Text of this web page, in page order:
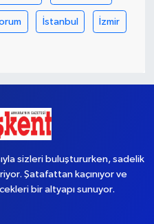
İstanbul İzmir
sizleri buluştururken, sadelik
Şatafattan kaçınıyor ve
bir altyapı sunuyor.